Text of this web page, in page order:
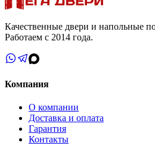
Качественные двери и напольные
Работаем с 2014 года.
Компания
О компании
Доставка и оплата
Гарантия
Контакты